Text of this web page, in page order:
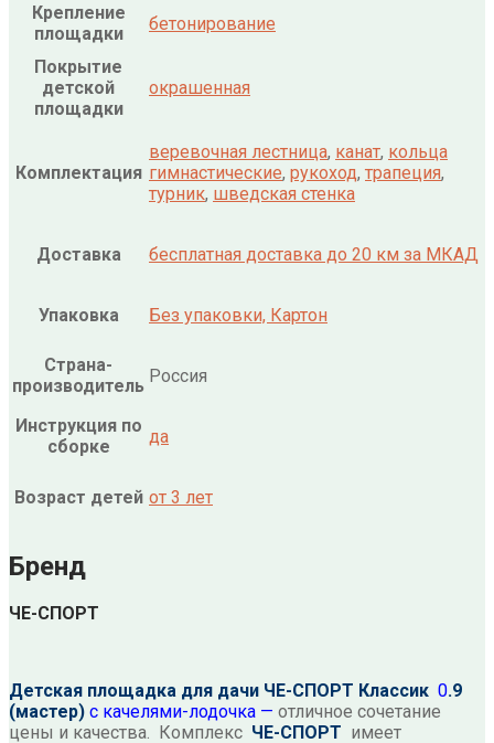
Крепление
площадки
бетонирование
Покрытие
детской
площадки
окрашенная
Комплектация
веревочная лестница, канат, кольца
гимнастические, рукоход, трапеция,
турник, шведская стенка
Доставка бесплатная доставка до 20 км за МКАД
Упаковка Без упаковки, Картон
Страна-
производитель Россия
Инструкция по
сборке
да
Возраст детей от 3 лет
Бренд
ЧЕ-СПОРТ
Детская площадка для дачи ЧЕ-СПОРТ Классик 0.9
(мастер) с качелями-лодочка — отличное сочетание
цены и качества. Комплекс ЧЕ-СПОРТ имеет